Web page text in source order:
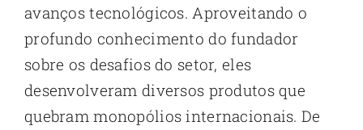
avanços tecnológicos. Aproveitando o
profundo conhecimento do fundador
sobre os desafios do setor, eles
desenvolveram diversos produtos que
quebram monopólios internacionais. De